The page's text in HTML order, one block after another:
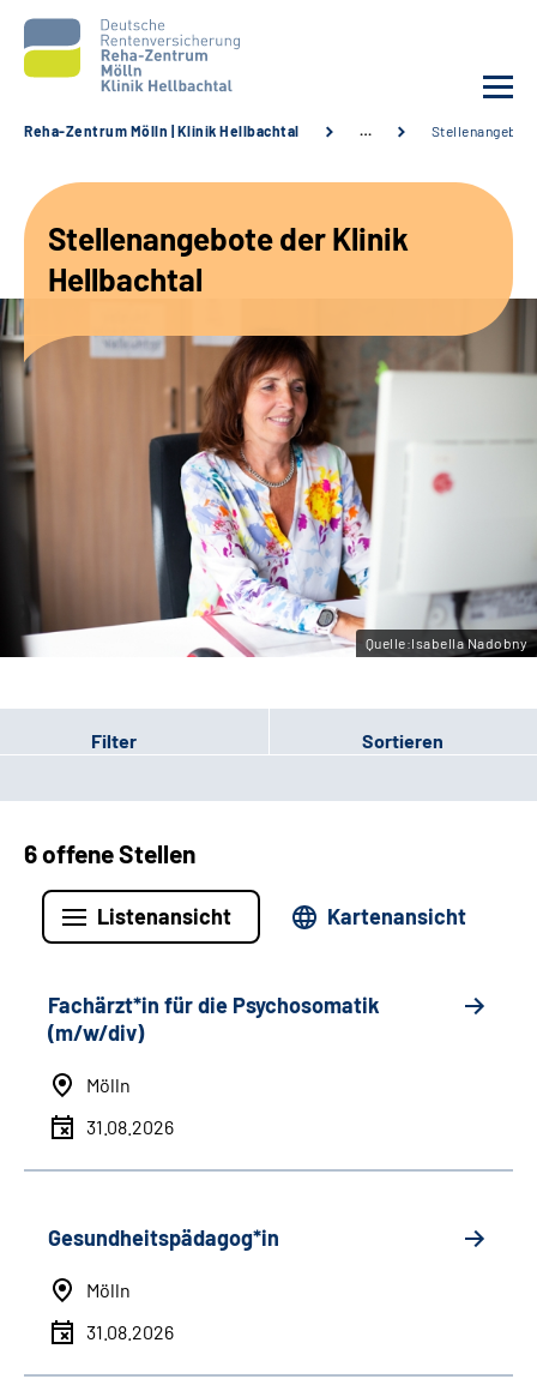
Unsere Angebote
Karriere
Sozialdienste & Zuweisende
Leichte Sprache
Gebärdensprache
Reha-Zentrum Mölln | Klinik Hellbachtal …
Stellenangebote der Klinik
Hellbachtal
Quelle:Isabella Nadobny
Filter Sortieren
6 offene Stellen
Listenansicht Kartenansicht
Fachärzt*in für die Psychosomatik
(m/w/div)
Mölln
31.08.2026
Gesundheitspädagog*in
Mölln
31.08.2026